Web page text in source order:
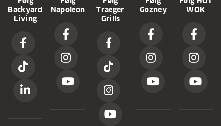
Backyard
Living
Napoleon
Traeger
Grills
Gozney
WOK